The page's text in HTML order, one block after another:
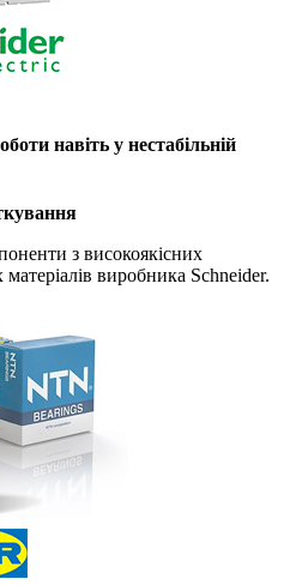
навіть у нестабільній
з високоякісних
матеріалів виробника Schneider.